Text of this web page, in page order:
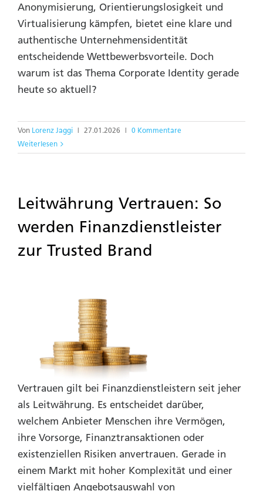
Anonymi­sierung, Orientierungs­losigkeit und
Virtualisierung kämpfen, bietet eine klare und
authentische Unternehmens­identität
entscheidende Wettbewerbs­vorteile. Doch
warum ist das Thema Corporate Identity gerade
heute so aktuell?
Von Lorenz Jaggi 27.01.2026
0 Kommentare
Weiterlesen
Leitwährung Vertrauen: So
werden Finanzdienstleister
zur Trusted Brand
Vertrauen gilt bei Finanzdienstleistern seit jeher
als Leitwährung. Es entscheidet darüber,
welchem Anbieter Menschen ihre Vermögen,
ihre Vorsorge, Finanztransaktionen oder
existenziellen Risiken anvertrauen. Gerade in
einem Markt mit hoher Komplexität und einer
vielfältigen Angebotsauswahl von